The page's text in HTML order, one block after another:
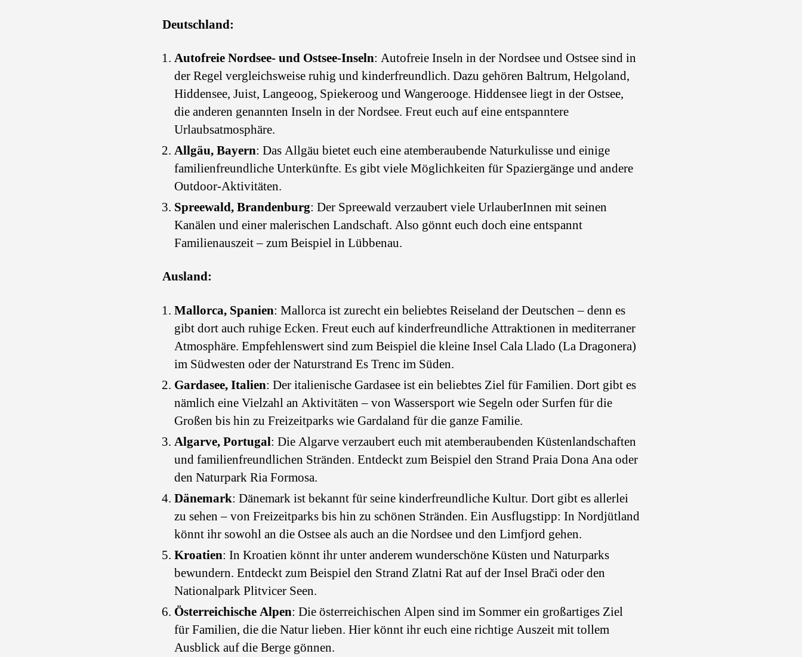
Deutschland:
Autofreie Nordsee- und Ostsee-Inseln: Autofreie Inseln in der Nordsee und Ostsee sind in
der Regel vergleichsweise ruhig und kinderfreundlich. Dazu gehören Baltrum, Helgoland,
Hiddensee, Juist, Langeoog, Spiekeroog und Wangerooge. Hiddensee liegt in der Ostsee,
die anderen genannten Inseln in der Nordsee. Freut euch auf eine entspanntere
Urlaubsatmosphäre.
Allgäu, Bayern: Das Allgäu bietet euch eine atemberaubende Naturkulisse und einige
familienfreundliche Unterkünfte. Es gibt viele Möglichkeiten für Spaziergänge und andere
Outdoor-Aktivitäten.
Spreewald, Brandenburg: Der Spreewald verzaubert viele UrlauberInnen mit seinen
Kanälen und einer malerischen Landschaft. Also gönnt euch doch eine entspannt
Familienauszeit – zum Beispiel in Lübbenau.
Ausland:
Mallorca, Spanien: Mallorca ist zurecht ein beliebtes Reiseland der Deutschen – denn es
gibt dort auch ruhige Ecken. Freut euch auf kinderfreundliche Attraktionen in mediterraner
Atmosphäre. Empfehlenswert sind zum Beispiel die kleine Insel Cala Llado (La Dragonera)
im Südwesten oder der Naturstrand Es Trenc im Süden.
Gardasee, Italien: Der italienische Gardasee ist ein beliebtes Ziel für Familien. Dort gibt es
nämlich eine Vielzahl an Aktivitäten – von Wassersport wie Segeln oder Surfen für die
Großen bis hin zu Freizeitparks wie Gardaland für die ganze Familie.
Algarve, Portugal: Die Algarve verzaubert euch mit atemberaubenden Küstenlandschaften
und familienfreundlichen Stränden. Entdeckt zum Beispiel den Strand Praia Dona Ana oder
den Naturpark Ria Formosa.
Dänemark: Dänemark ist bekannt für seine kinderfreundliche Kultur. Dort gibt es allerlei
zu sehen – von Freizeitparks bis hin zu schönen Stränden. Ein Ausflugstipp: In Nordjütland
könnt ihr sowohl an die Ostsee als auch an die Nordsee und den Limfjord gehen.
Kroatien: In Kroatien könnt ihr unter anderem wunderschöne Küsten und Naturparks
bewundern. Entdeckt zum Beispiel den Strand Zlatni Rat auf der Insel Brači oder den
Nationalpark Plitvicer Seen.
Österreichische Alpen: Die österreichischen Alpen sind im Sommer ein großartiges Ziel
für Familien, die die Natur lieben. Hier könnt ihr euch eine richtige Auszeit mit tollem
Ausblick auf die Berge gönnen.